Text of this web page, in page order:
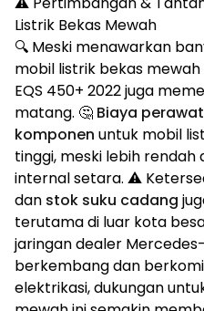
Listrik Bekas Mewah
🔍 Meski menawarkan
mobil listrik bekas
EQS 450+ 2022 juga
matang. 🤔 Biaya
komponen untuk mobil
tinggi, meski lebih
internal setara. ⚠️
dan stok suku cadang
terutama di luar kota
jaringan dealer
berkembang dan
elektrikasi, dukungan